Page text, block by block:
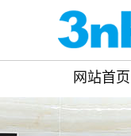
网站首页